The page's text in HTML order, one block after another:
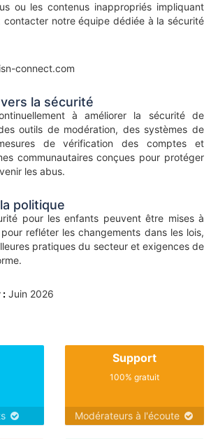
ou les contenus inappropriés impliquant
contacter notre équipe dédiée à la sécurité
connect.com
la sécurité
à améliorer la sécurité de
outils de modération, des systèmes de
de vérification des comptes et
communautaires conçues pour protéger
les abus.
politique
pour les enfants peuvent être mises à
refléter les changements dans les lois,
pratiques du secteur et exigences de
: Juin 2026
Support
100% gratuit
Modérateurs à l'écoute